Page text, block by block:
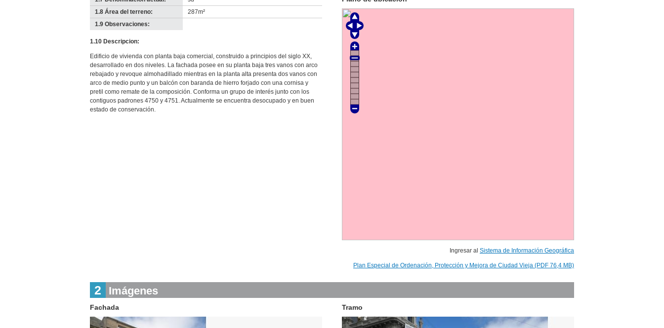
1.8 Área del terreno:
287m²
1.9 Observaciones:
1.10 Descripcion:
Edificio de vivienda con planta baja comercial, construido a principios del siglo XX,
desarrollado en dos niveles. La fachada posee en su planta baja tres vanos con arco
rebajado y revoque almohadillado mientras en la planta alta presenta dos vanos con
arco de medio punto y un balcón con baranda de hierro forjado con una cornisa y
pretil como remate de la composición. Conforma un grupo de interés junto con los
contiguos padrones 4750 y 4751. Actualmente se encuentra desocupado y en buen
estado de conservación.
Ingresar al Sistema de Información Geográfica
Plan Especial de Ordenación, Protección y Mejora de Ciudad Vieja (PDF 76,4 MB)
2 Imágenes
Fachada Tramo